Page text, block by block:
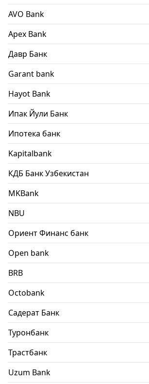
AVO Bank
Apex Bank
Давр Банк
Garant bank
Hayot Bank
Ипак Йули Банк
Ипотека банк
Kapitalbank
КДБ Банк Узбекистан
MKBank
NBU
Ориент Финанс банк
Open bank
BRB
Octobank
Садерат Банк
Туронбанк
Трастбанк
Uzum Bank